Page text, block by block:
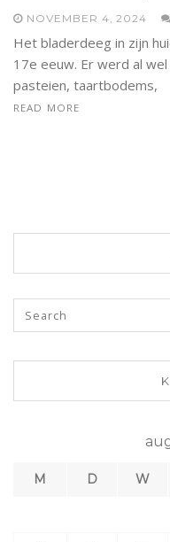
NOVEMBER 4, 2024
Het bladerdeeg in zijn
17e eeuw. Er werd al
pasteien, taartbodems,
READ MORE
M D W